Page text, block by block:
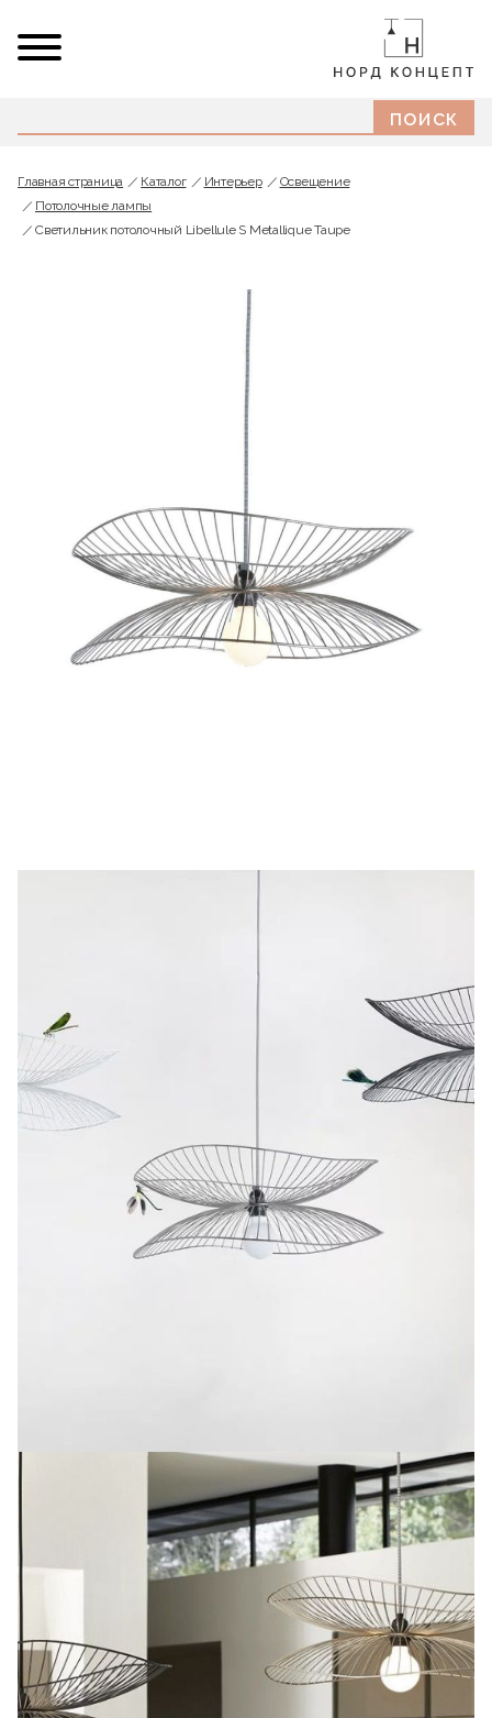
Главная страница Каталог Интерьер
Освещение
Потолочные лампы
Светильник потолочный Libellule S Metallique Taupe